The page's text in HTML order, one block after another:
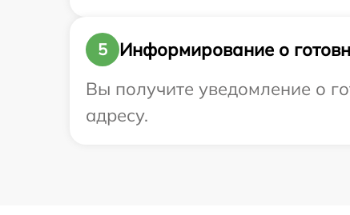
5
Информирование о
Вы получите уведомление о
адресу.